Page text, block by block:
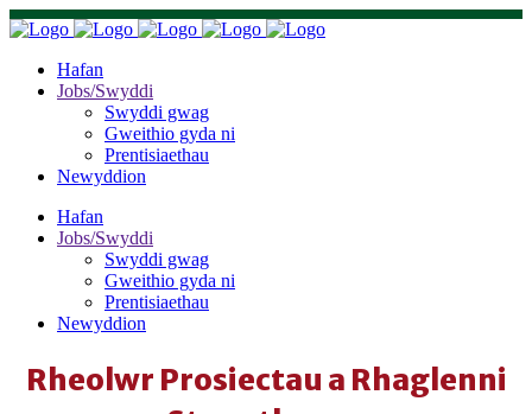
Hafan
Jobs/Swyddi
Swyddi gwag
Gweithio gyda ni
Prentisiaethau
Newyddion
Hafan
Jobs/Swyddi
Swyddi gwag
Gweithio gyda ni
Prentisiaethau
Newyddion
Rheolwr Prosiectau a Rhaglenni